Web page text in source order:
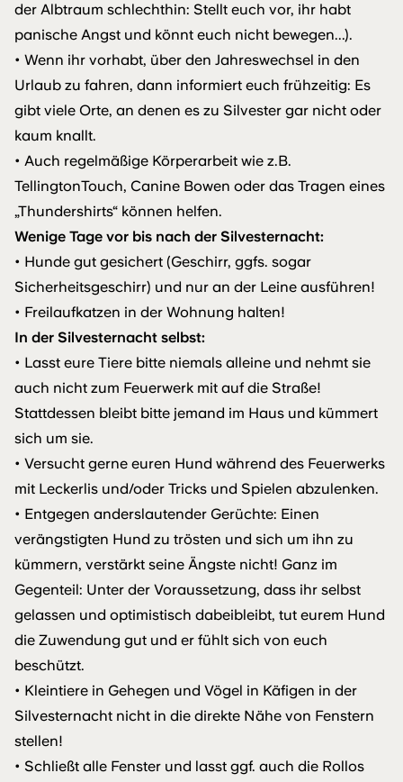
der Albtraum schlechthin: Stellt euch vor, ihr habt
panische Angst und könnt euch nicht bewegen...).
• Wenn ihr vorhabt, über den Jahreswechsel in den
Urlaub zu fahren, dann informiert euch frühzeitig: Es
gibt viele Orte, an denen es zu Silvester gar nicht oder
kaum knallt.
• Auch regelmäßige Körperarbeit wie z.B.
TellingtonTouch, Canine Bowen oder das Tragen eines
„Thundershirts“ können helfen.
Wenige Tage vor bis nach der Silvesternacht:
• Hunde gut gesichert (Geschirr, ggfs. sogar
Sicherheitsgeschirr) und nur an der Leine ausführen!
• Freilaufkatzen in der Wohnung halten!
In der Silvesternacht selbst:
• Lasst eure Tiere bitte niemals alleine und nehmt sie
auch nicht zum Feuerwerk mit auf die Straße!
Stattdessen bleibt bitte jemand im Haus und kümmert
sich um sie.
• Versucht gerne euren Hund während des Feuerwerks
mit Leckerlis und/oder Tricks und Spielen abzulenken.
• Entgegen anderslautender Gerüchte: Einen
verängstigten Hund zu trösten und sich um ihn zu
kümmern, verstärkt seine Ängste nicht! Ganz im
Gegenteil: Unter der Voraussetzung, dass ihr selbst
gelassen und optimistisch dabeibleibt, tut eurem Hund
die Zuwendung gut und er fühlt sich von euch
beschützt.
• Kleintiere in Gehegen und Vögel in Käfigen in der
Silvesternacht nicht in die direkte Nähe von Fenstern
stellen!
• Schließt alle Fenster und lasst ggf. auch die Rollos